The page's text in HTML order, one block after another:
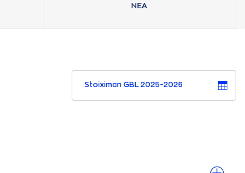
ΝΕA
Stoiximan GBL 2025-2026